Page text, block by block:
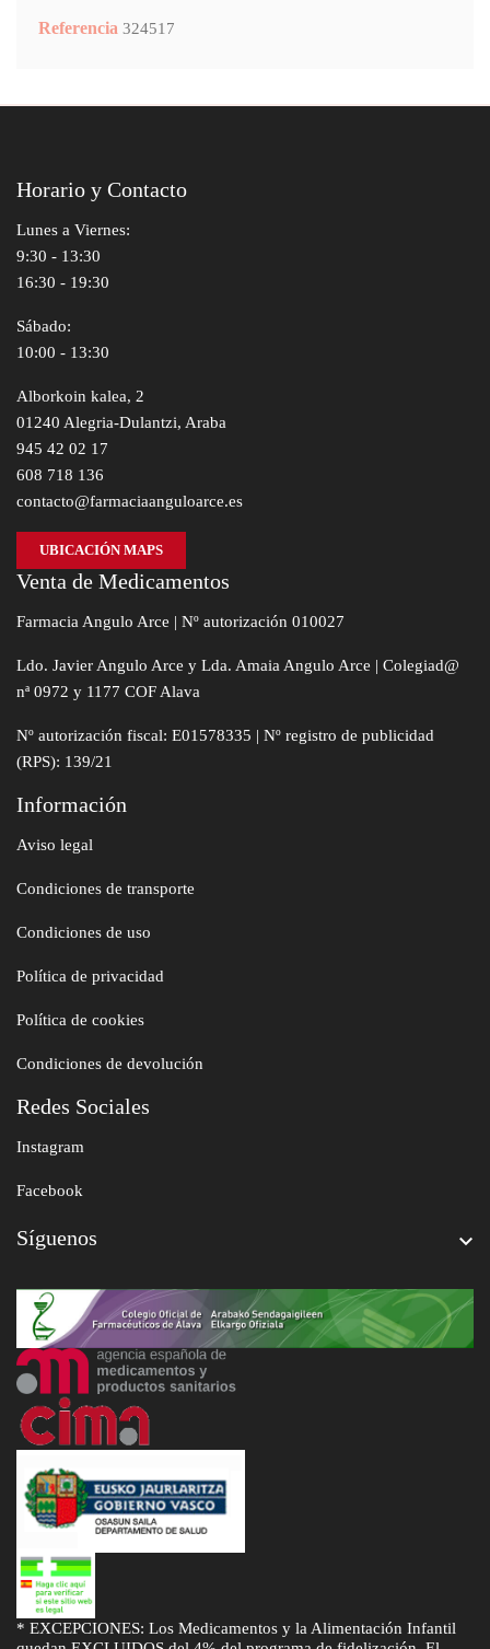
Referencia 324517
Horario y Contacto
Lunes a Viernes:
9:30 - 13:30
16:30 - 19:30
Sábado:
10:00 - 13:30
Alborkoin kalea, 2
01240 Alegria-Dulantzi, Araba
945 42 02 17
608 718 136
contacto@farmaciaanguloarce.es
UBICACIÓN MAPS
Venta de Medicamentos
Farmacia Angulo Arce | Nº autorización 010027
Ldo. Javier Angulo Arce y Lda. Amaia Angulo Arce | Colegiad@
nª 0972 y 1177 COF Alava
Nº autorización fiscal: E01578335 | Nº registro de publicidad
(RPS): 139/21
Información
Aviso legal
Condiciones de transporte
Condiciones de uso
Política de privacidad
Política de cookies
Condiciones de devolución
Redes Sociales
Instagram
Facebook
Síguenos 
* EXCEPCIONES: Los Medicamentos y la Alimentación Infantil